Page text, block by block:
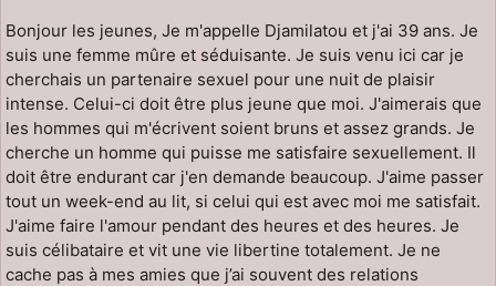
Bonjour les jeunes, Je m'appelle Djamilatou et j'ai 39 ans. Je
suis une femme mûre et séduisante. Je suis venu ici car je
cherchais un partenaire sexuel pour une nuit de plaisir
intense. Celui-ci doit être plus jeune que moi. J'aimerais que
les hommes qui m'écrivent soient bruns et assez grands. Je
cherche un homme qui puisse me satisfaire sexuellement. Il
doit être endurant car j'en demande beaucoup. J'aime passer
tout un week-end au lit, si celui qui est avec moi me satisfait.
J'aime faire l'amour pendant des heures et des heures. Je
suis célibataire et vit une vie libertine totalement. Je ne
cache pas à mes amies que j’ai souvent des relations